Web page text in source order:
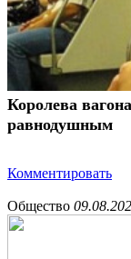
Королева
равнодушным
Комментировать
Общество